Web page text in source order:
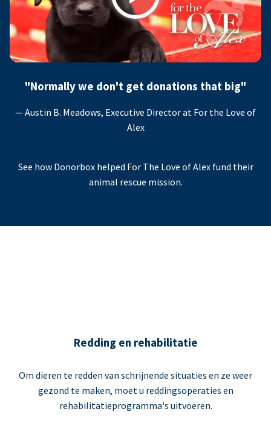
"Normally we don't get donations that big"
— Austin B. Meadows, Executive Director at For the Love of
Alex
See how Donorbox helped For The Love of Alex fund their
animal rescue mission.
Redding en rehabilitatie
Om dieren te redden van schrijnende situaties en ze weer
gezond te maken, moet u reddingsoperaties en
rehabilitatieprogramma's uitvoeren.